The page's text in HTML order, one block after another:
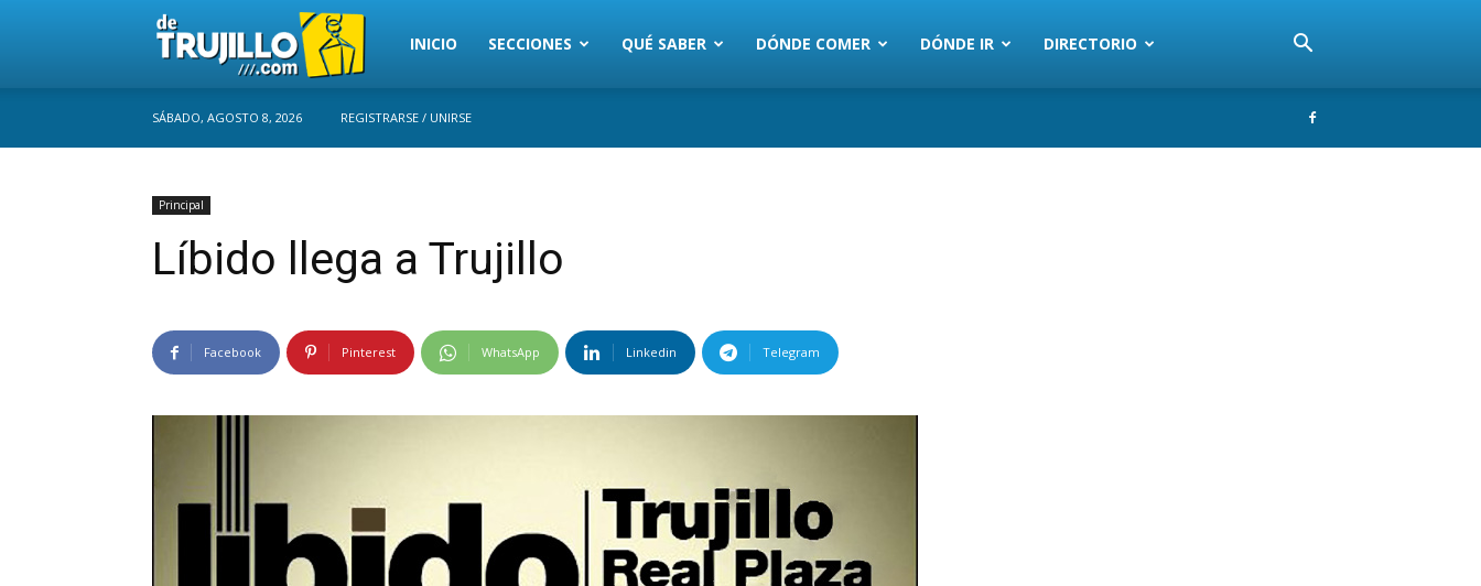
Trujillo
INICIO SECCIONES QUÉ SABER DÓNDE COMER DÓNDE IR DIRECTORIO
SÁBADO, AGOSTO 8, 2026 REGISTRARSE / UNIRSE
Principal
Líbido llega a Trujillo
Facebook Pinterest WhatsApp Linkedin Telegram